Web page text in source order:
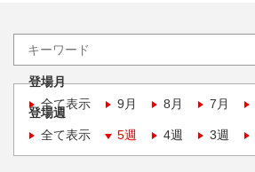
登場月
全て表示
9月 8月 7月
登場週
全て表示
5週 4週 3週